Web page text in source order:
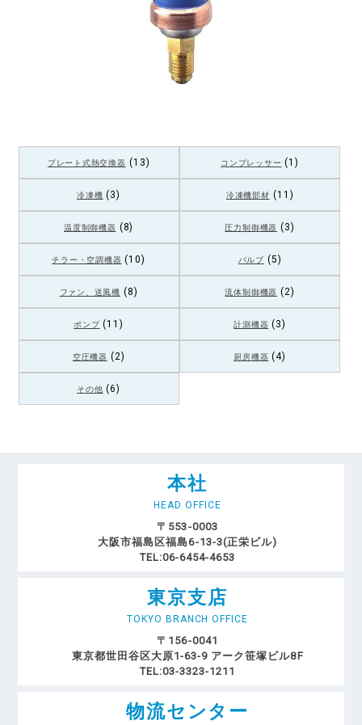
プレート式熱交換器 (13) コンプレッサー (1)
冷凍機 (3) 冷凍機部材 (11)
温度制御機器 (8) 圧力制御機器 (3)
チラー・空調機器 (10) バルブ (5)
ファン、送風機 (8) 流体制御機器 (2)
ポンプ(11) 計測機器 (3)
空圧機器 (2) 厨房機器 (4)
その他 (6)
本社
HEAD OFFICE
〒553-0003
大阪市福島区福島6-13-3(正栄ビル)
TEL:06-6454-4653
東京支店
TOKYO BRANCH OFFICE
〒156-0041
東京都世田谷区大原1-63-9 アーク笹塚ビル8F
TEL:03-3323-1211
物流センター